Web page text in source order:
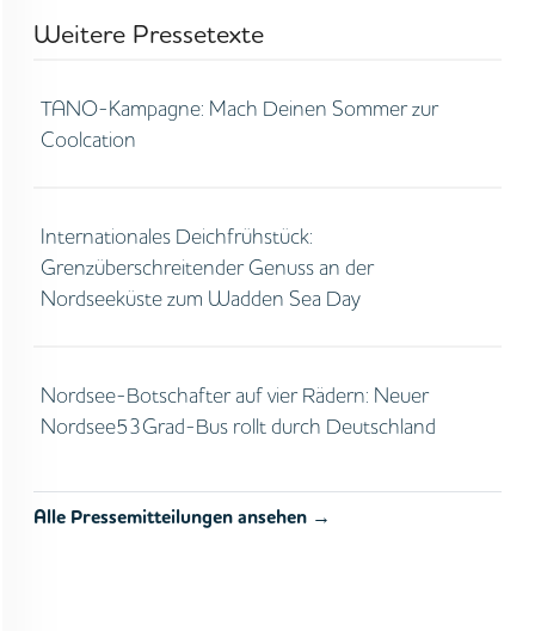
Weitere Pressetexte
TANO-Kampagne: Mach Deinen Sommer zur
Coolcation
Internationales Deichfrühstück:
Grenzüberschreitender Genuss an der
Nordseeküste zum Wadden Sea Day
Nordsee-Botschafter auf vier Rädern: Neuer
Nordsee53Grad-Bus rollt durch Deutschland
Alle Pressemitteilungen ansehen →